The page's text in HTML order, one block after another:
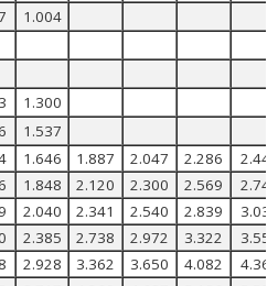
1.004
1.300
1.537
1.646 1.887 2.047 2.286 2.445
1.848 2.120 2.300 2.569 2.748
2.040 2.341 2.540 2.839 3.037
2.385 2.738 2.972 3.322 3.555
2.928 3.362 3.650 4.082 4.368